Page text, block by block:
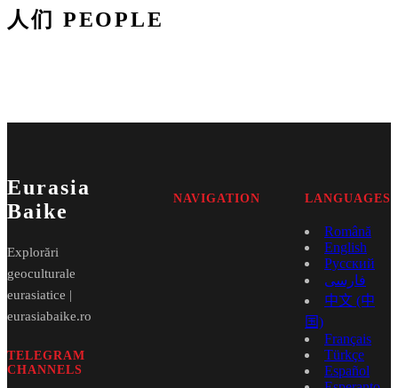
人们 PEOPLE
Eurasia
Baike
Explorări
geoculturale
eurasiatice |
eurasiabaike.ro
TELEGRAM
CHANNELS
NAVIGATION LANGUAGES
Română
English
Русский
فارسی
中文 (中
国)
Français
Türkçe
Español